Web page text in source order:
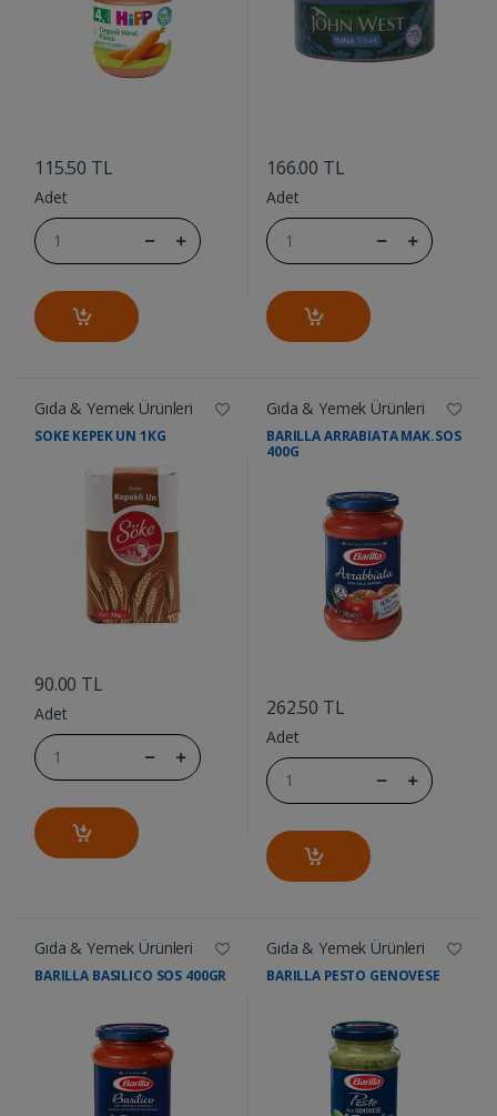
115.50 TL
Adet
166.00 TL
Adet
Gıda & Yemek Ürünleri
SOKE KEPEK UN 1KG
90.00 TL
Adet
Gıda & Yemek Ürünleri
BARILLA ARRABIATA MAK.SOS
400G
262.50 TL
Adet
Gıda & Yemek Ürünleri
BARILLA BASILICO SOS 400GR
Gıda & Yemek Ürünleri
BARILLA PESTO GENOVESE